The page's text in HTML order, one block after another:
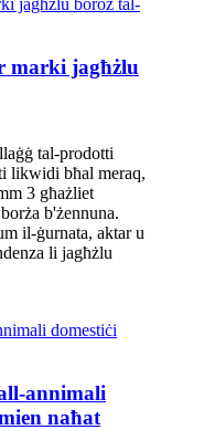
marki jagħżlu
tal-prodotti
likwidi bħal meraq,
3 għażliet
b'żennuna.
il-ġurnata, aktar u
li jagħżlu
annimali
naħat